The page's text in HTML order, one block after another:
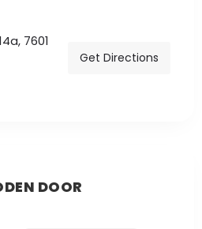
7601
Get Directions
DOOR